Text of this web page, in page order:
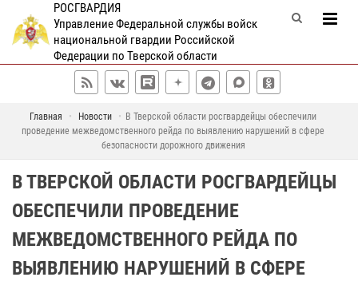
РОСГВАРДИЯ
Управление Федеральной службы войск
национальной гвардии Российской
Федерации по Тверской области
Главная Новости
В Тверской области росгвардейцы обеспечили
проведение межведомственного рейда по выявлению нарушений в сфере
безопасности дорожного движения
В ТВЕРСКОЙ ОБЛАСТИ РОСГВАРДЕЙЦЫ
ОБЕСПЕЧИЛИ ПРОВЕДЕНИЕ
МЕЖВЕДОМСТВЕННОГО РЕЙДА ПО
ВЫЯВЛЕНИЮ НАРУШЕНИЙ В СФЕРЕ